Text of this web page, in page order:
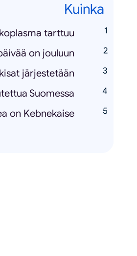
Kuinka
tarttuu
on jouluun
järjestetään
Suomessa
on Kebnekaise